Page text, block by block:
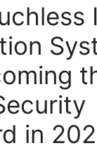
in